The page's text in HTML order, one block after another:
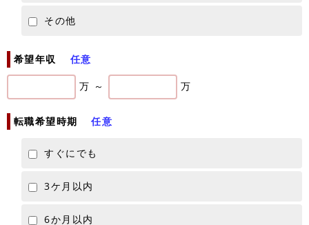
その他
希望年収 任意
万 ～ 万
転職希望時期 任意
すぐにでも
3ケ月以内
6か月以内